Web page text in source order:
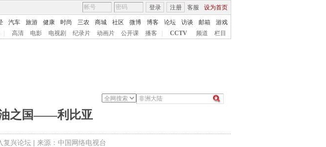
客服 设为首页
登录 注册
汽车 旅游 健康 时尚 三农 商城 社区 微博 博客 论坛 访谈 邮箱
游戏
高清 电影 电视剧 纪录片 动画片 公开课 播客 CCTV 频道 栏目
之国——利比亚
复兴论坛 | 来源：中国网络电视台